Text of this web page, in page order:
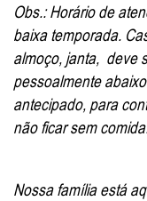
Obs.: Horário de
baixa temporada.
almoço, janta, deve
pessoalmente
antecipado, para
não ficar sem
Nossa família está